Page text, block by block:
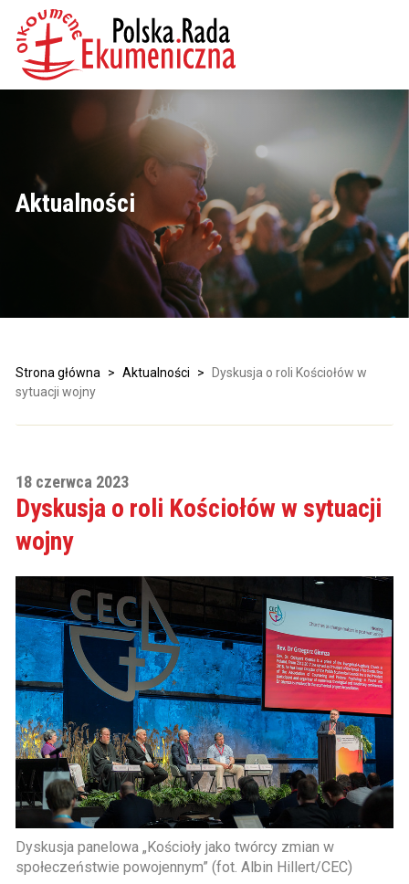
Aktualności
Strona główna > Aktualności >
Dyskusja o roli Kościołów w
sytuacji wojny
18 czerwca 2023
Dyskusja o roli Kościołów w sytuacji
wojny
Dyskusja panelowa „Kościoły jako twórcy zmian w
społeczeństwie powojennym” (fot. Albin Hillert/CEC)